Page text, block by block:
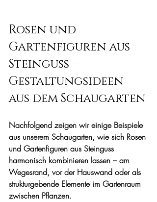
Rosen und
Gartenfiguren aus
Steinguss –
Gestaltungsideen
aus dem Schaugarten
Nachfolgend zeigen wir einige Beispiele
aus unserem Schaugarten, wie sich Rosen
und Gartenfiguren aus Steinguss
harmonisch kombinieren lassen – am
Wegesrand, vor der Hauswand oder als
strukturgebende Elemente im Gartenraum
zwischen Pflanzen.